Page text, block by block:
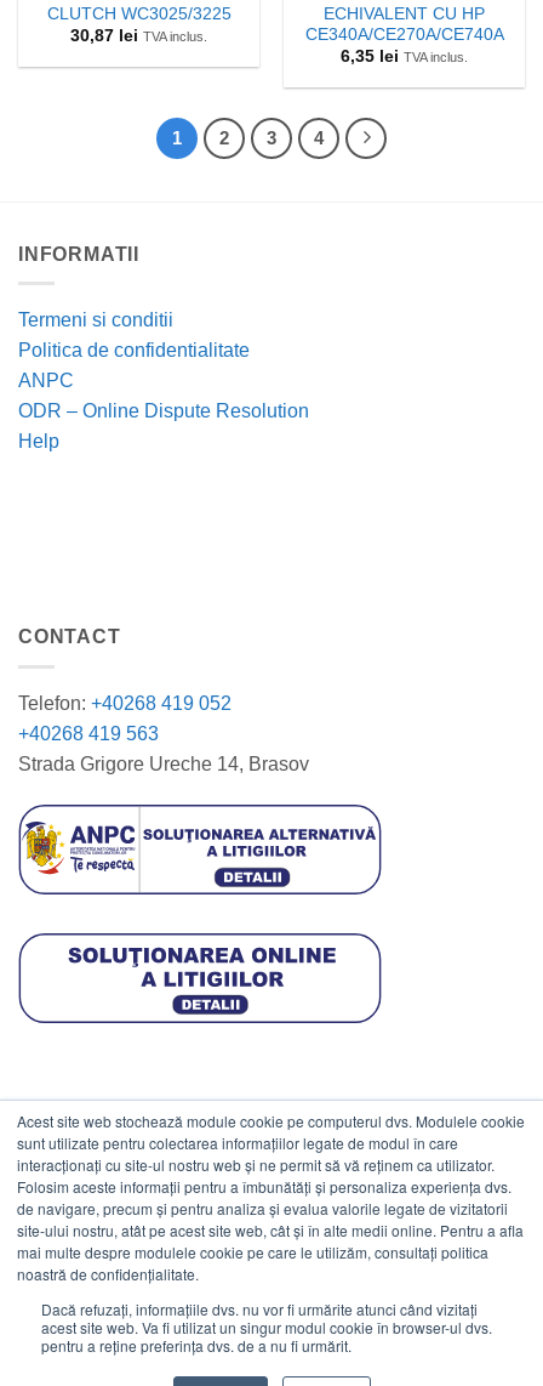
Acest site web stochează module cookie pe computerul dvs. Modulele cookie
sunt utilizate pentru colectarea informațiilor legate de modul în care
interacționați cu site-ul nostru web și ne permit să vă reținem ca utilizator.
Folosim aceste informații pentru a îmbunătăți și personaliza experiența dvs.
de navigare, precum și pentru analiza și evalua valorile legate de vizitatorii
site-ului nostru, atât pe acest site web, cât și în alte medii online. Pentru a afla
mai multe despre modulele cookie pe care le utilizăm, consultați politica
noastră de confidențialitate.
Dacă refuzați, informațiile dvs. nu vor fi urmărite atunci când vizitați
acest site web. Va fi utilizat un singur modul cookie în browser-ul dvs.
pentru a reține preferința dvs. de a nu fi urmărit.
CLUTCH WC3025/3225
30,87 lei TVA inclus.
ECHIVALENT CU HP
CE340A/CE270A/CE740A
6,35 lei TVA inclus.
1 2 3 4
INFORMATII
Termeni si conditii
Politica de confidentialitate
ANPC
ODR – Online Dispute Resolution
Help
CONTACT
Telefon: +40268 419 052
+40268 419 563
Strada Grigore Ureche 14, Brasov
DATE COMERCIALE
ESTICO S.R.L.
CIF: RO1094402.
Reg.Com: J08/469/1991.
Visa MasterCard
Cash Stripe